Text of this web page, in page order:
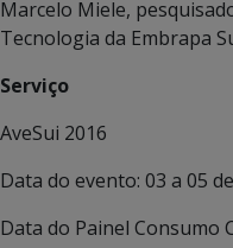
Marcelo Miele,
Tecnologia da Embrapa
Serviço
AveSui 2016
Data do evento: 03 a 05
Data do Painel Consumo